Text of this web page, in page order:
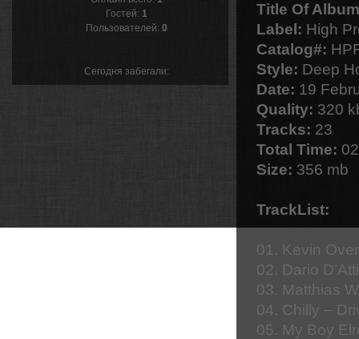
Гостей: 1
Пользователей: 0
Сегодня забегали:
Title Of
Label: High
Catalog#:
Style: Deep
Date: 19
Quality: 320
Tracks: 23
Total Time:
Size: 356 mb
TrackList:
01. Kevin
02. Dario
03. Matthias
04. Chilly –
05. My Boy